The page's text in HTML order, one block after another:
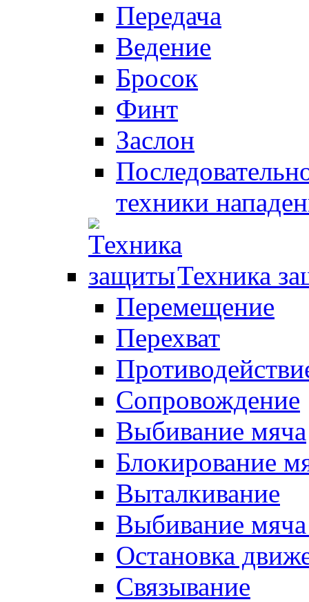
Передача
Ведение
Бросок
Финт
Заслон
техники
Техника
Перемещение
Перехват
Сопровождение
Выбивание мяча
Блокирование
Выталкивание
Выбивание
Остановка
Связывание